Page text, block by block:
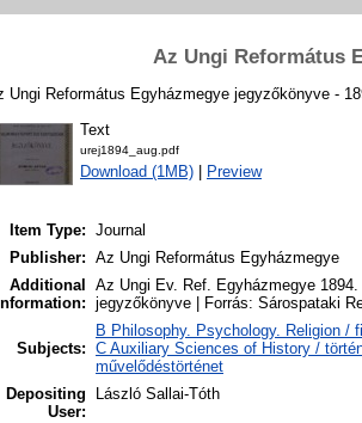
Az Ungi Református
Ungi Református Egyházmegye jegyzőkönyve -
Text
urej1894_aug.pdf
Download (1MB) Preview
Item Type: Journal
Publisher: Az Ungi Református Egyházmegye
Additional
Information:
Az Ungi Ev. Ref. Egyházmegye
jegyzőkönyve | Forrás: Sárospataki
Subjects:
B Philosophy. Psychology. Religion
C Auxiliary Sciences of History /
művelődéstörténet
Depositing
User:
László Sallai-Tóth